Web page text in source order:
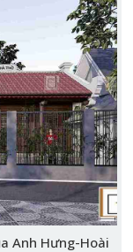
Anh Hưng-Hoài